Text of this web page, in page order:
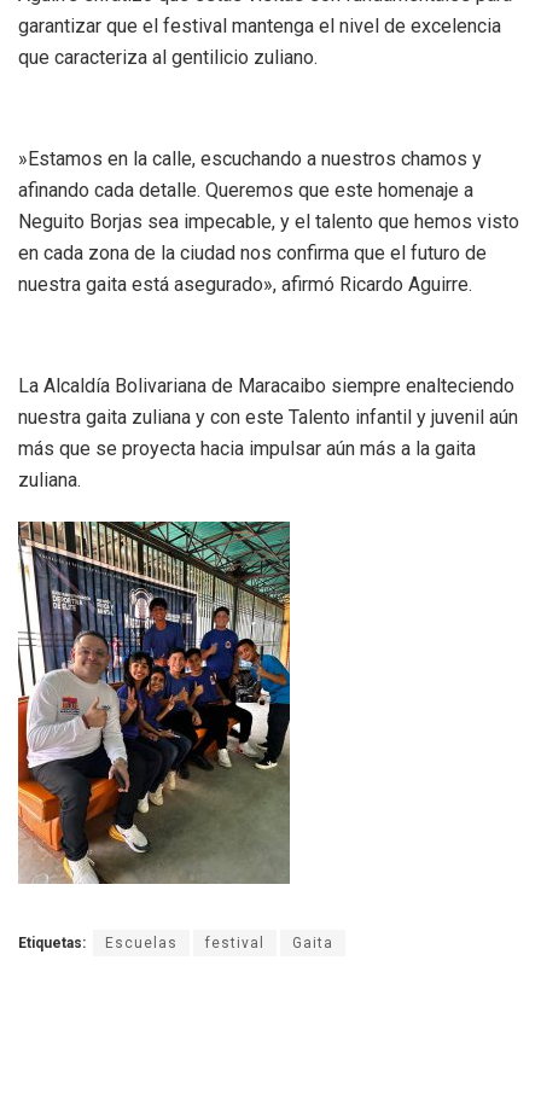
garantizar que el festival mantenga el nivel de excelencia
que caracteriza al gentilicio zuliano.
‎»Estamos en la calle, escuchando a nuestros chamos y
afinando cada detalle. Queremos que este homenaje a
Neguito Borjas sea impecable, y el talento que hemos visto
en cada zona de la ciudad nos confirma que el futuro de
nuestra gaita está asegurado», afirmó Ricardo Aguirre.
‎La Alcaldía Bolivariana de Maracaibo siempre enalteciendo
nuestra gaita zuliana y con este Talento infantil y juvenil aún
más que se proyecta hacia impulsar aún más a la gaita
zuliana.
Etiquetas: Escuelas festival Gaita